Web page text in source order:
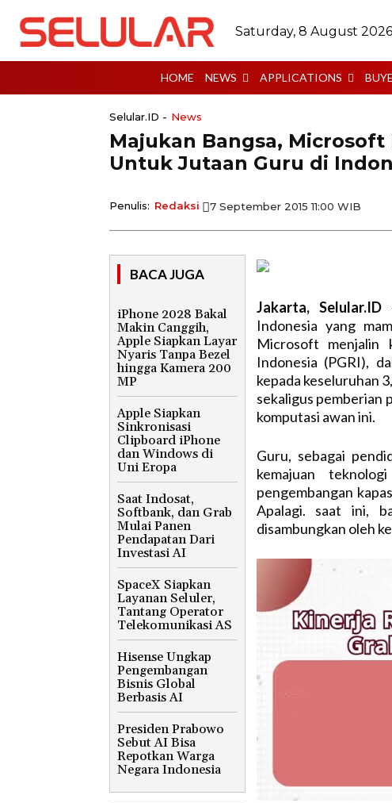
Saturday, 8 August 2026
HOME NEWS APPLICATIONS
Selular.ID - News
Majukan Bangsa,
Untuk Jutaan Guru di
Penulis: Redaksi 7 September 2015 11:00 WIB
BACA JUGA
iPhone 2028 Bakal
Makin Canggih,
Apple Siapkan Layar
Nyaris Tanpa Bezel
hingga Kamera 200
MP
Apple Siapkan
Sinkronisasi
Clipboard iPhone
dan Windows di
Uni Eropa
Saat Indosat,
Softbank, dan Grab
Mulai Panen
Pendapatan Dari
Investasi AI
SpaceX Siapkan
Layanan Seluler,
Tantang Operator
Telekomunikasi AS
Hisense Ungkap
Pengembangan
Bisnis Global
Berbasis AI
Presiden Prabowo
Sebut AI Bisa
Repotkan Warga
Negara Indonesia
Jakarta, Selular.ID
Indonesia yang
Microsoft menjalin
Indonesia (PGRI),
kepada keseluruhan
sekaligus pemberian
komputasi awan ini.
Guru, sebagai
kemajuan
pengembangan
Apalagi. saat ini,
disambungkan oleh